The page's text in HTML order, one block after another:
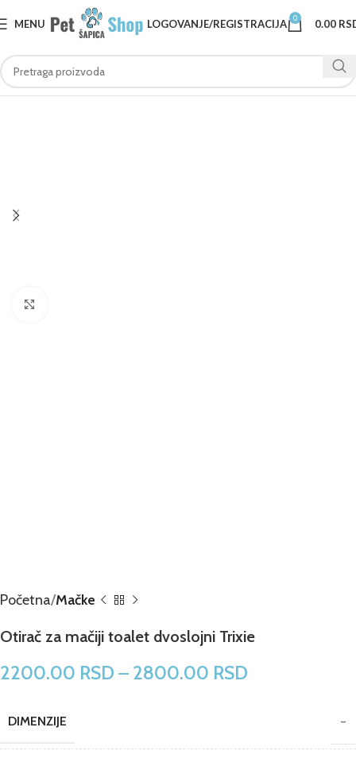
MENU LOGOVANJE/REGISTRACIJA 0 0.00
Početna Mačke
Otirač za mačiji toalet dvoslojni Trixie
2200.00 RSD – 2800.00 RSD
DIMENZIJE -